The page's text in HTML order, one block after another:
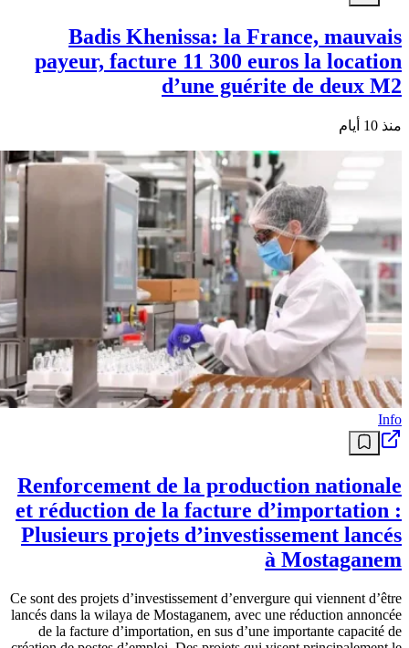
Badis Khenissa: la France, mauvais
payeur, facture 11 300 euros la location
d’une guérite de deux M2
منذ 10 أيام
Info
Renforcement de la production nationale
et réduction de la facture d’importation :
Plusieurs projets d’investissement lancés
à Mostaganem
Ce sont des projets d’investissement d’envergure qui viennent d’être
lancés dans la wilaya de Mostaganem, avec une réduction annoncée
de la facture d’importation, en sus d’une importante capacité de